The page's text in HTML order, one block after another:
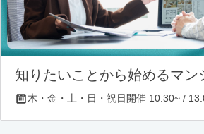
知りたいことから始めるマン